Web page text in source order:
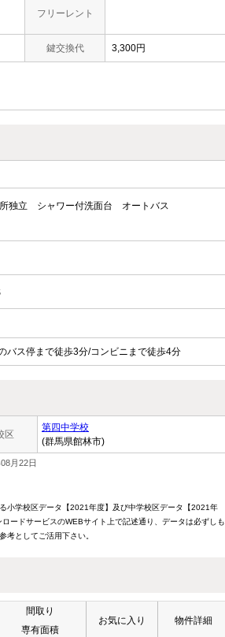
フリーレント
鍵交換代 3,300円
独立 シャワー付洗面台
オートバス
バス停まで徒歩3分/コンビニまで徒歩4分
区
第四中学校
(群馬県館林市)
月22日
小学校区データ【2021年度】及び中学校区データ【2021年
ードサービスのWEBサイト上で記述通り、データは必ずしも
考としてご活用下さい。
間取り
専有面積
お気に入り 物件詳細